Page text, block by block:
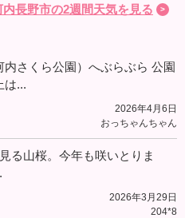
内長野市の2週間天気を見る
内さくら公園）へぶらぶら 公園
は...
2026年4月6日
おっちゃんちゃん
る山桜。今年も咲いとりま
2026年3月29日
204*8